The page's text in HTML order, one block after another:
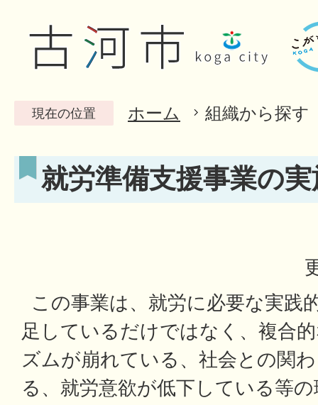
現在の位置 ホーム 組織から探す
就労準備支援事業の
この事業は、就労に必要な実践
足しているだけではなく、複合
ズムが崩れている、社会との関
る、就労意欲が低下している等